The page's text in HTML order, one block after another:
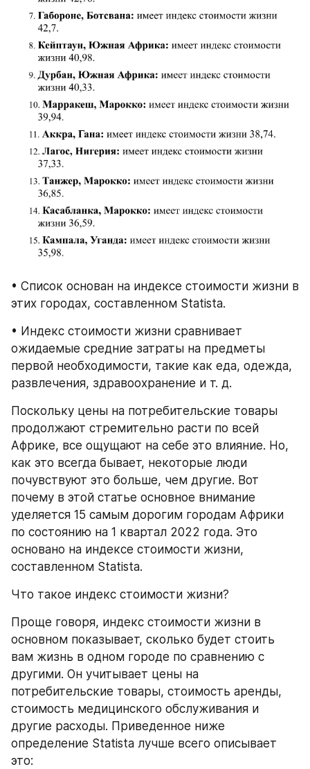
• Список основан на индексе стоимости жизни в
этих городах, составленном Statista.
• Индекс стоимости жизни сравнивает
ожидаемые средние затраты на предметы
первой необходимости, такие как еда, одежда,
развлечения, здравоохранение и т. д.
Поскольку цены на потребительские товары
продолжают стремительно расти по всей
Африке, все ощущают на себе это влияние. Но,
как это всегда бывает, некоторые люди
почувствуют это больше, чем другие. Вот
почему в этой статье основное внимание
уделяется 15 самым дорогим городам Африки
по состоянию на 1 квартал 2022 года. Это
основано на индексе стоимости жизни,
составленном Statista.
Что такое индекс стоимости жизни?
Проще говоря, индекс стоимости жизни в
основном показывает, сколько будет стоить
вам жизнь в одном городе по сравнению с
другими. Он учитывает цены на
потребительские товары, стоимость аренды,
стоимость медицинского обслуживания и
другие расходы. Приведенное ниже
определение Statista лучше всего описывает
это: